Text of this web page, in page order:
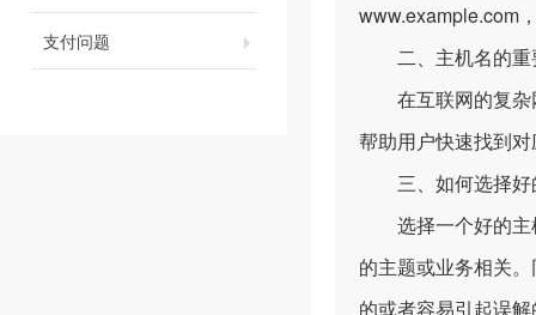
支付问题
www.example.com
二、主机名的重
在互联网的复杂
帮助用户快速找到
三、如何选择好
选择一个好的主
的主题或业务相关
的或者容易引起误